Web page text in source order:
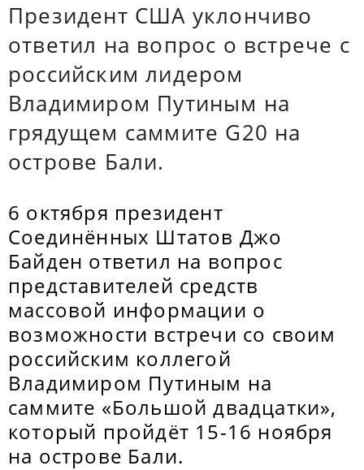
Президент США уклончиво
ответил на вопрос о встрече с
российским лидером
Владимиром Путиным на
грядущем саммите G20 на
острове Бали.
6 октября президент
Соединённых Штатов Джо
Байден ответил на вопрос
представителей средств
массовой информации о
возможности встречи со своим
российским коллегой
Владимиром Путиным на
саммите «Большой двадцатки»,
который пройдёт 15-16 ноября
на острове Бали.